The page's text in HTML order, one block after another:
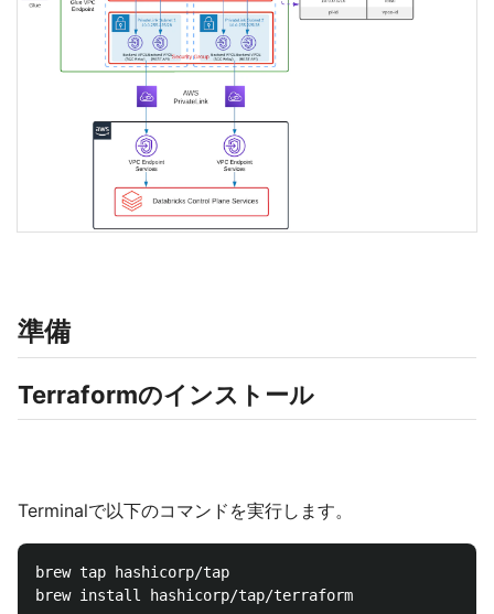
準備
Terraformのインストール
Terminalで以下のコマンドを実行します。
brew tap hashicorp/tap